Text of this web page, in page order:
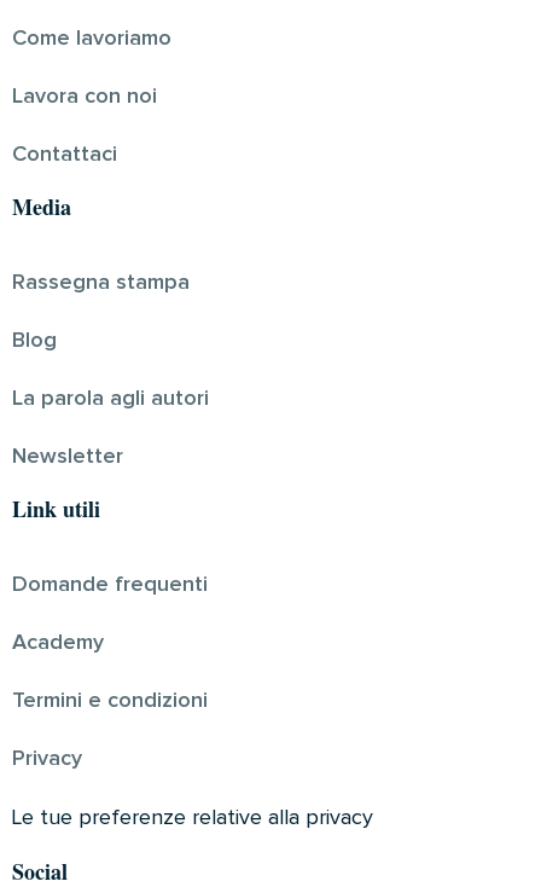
Come lavoriamo
Lavora con noi
Contattaci
Media
Rassegna stampa
Blog
La parola agli autori
Newsletter
Link utili
Domande frequenti
Academy
Termini e condizioni
Privacy
Le tue preferenze relative alla privacy
Social